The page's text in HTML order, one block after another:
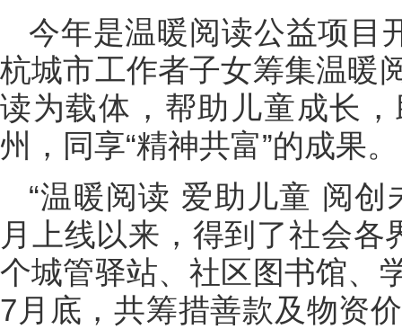
今年是温暖阅读公益项目
杭城市工作者子女筹集温暖
读为载体，帮助儿童成长
州，同享“精神共富”的成果。
“温暖阅读 爱助儿童 阅创
月上线以来，得到了社会
个城管驿站、社区图书馆、
7月底，共筹措善款及物资